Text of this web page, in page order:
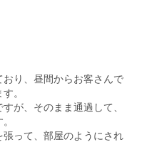
り、昼間からお客さんで
。
が、そのまま通過して、
って、部屋のようにされ